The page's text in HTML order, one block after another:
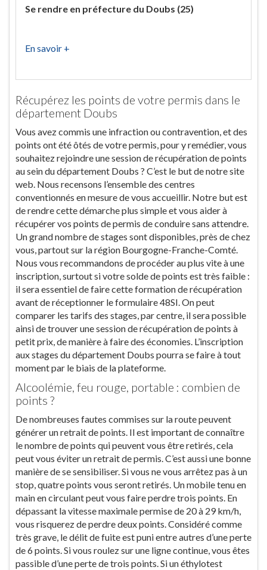
Se rendre en préfecture du Doubs (25)
En savoir +
Récupérez les points de votre permis dans le
département Doubs
Vous avez commis une infraction ou contravention, et des
points ont été ôtés de votre permis, pour y remédier, vous
souhaitez rejoindre une session de récupération de points
au sein du département Doubs ? C’est le but de notre site
web. Nous recensons l’ensemble des centres
conventionnés en mesure de vous accueillir. Notre but est
de rendre cette démarche plus simple et vous aider à
récupérer vos points de permis de conduire sans attendre.
Un grand nombre de stages sont disponibles, près de chez
vous, partout sur la région Bourgogne-Franche-Comté.
Nous vous recommandons de procéder au plus vite à une
inscription, surtout si votre solde de points est très faible :
il sera essentiel de faire cette formation de récupération
avant de réceptionner le formulaire 48SI. On peut
comparer les tarifs des stages, par centre, il sera possible
ainsi de trouver une session de récupération de points à
petit prix, de manière à faire des économies. L’inscription
aux stages du département Doubs pourra se faire à tout
moment par le biais de la plateforme.
Alcoolémie, feu rouge, portable : combien de
points ?
De nombreuses fautes commises sur la route peuvent
générer un retrait de points. Il est important de connaître
le nombre de points qui peuvent vous être retirés, cela
peut vous éviter un retrait de permis. C’est aussi une bonne
manière de se sensibiliser. Si vous ne vous arrêtez pas à un
stop, quatre points vous seront retirés. Un mobile tenu en
main en circulant peut vous faire perdre trois points. En
dépassant la vitesse maximale permise de 20 à 29 km/h,
vous risquerez de perdre deux points. Considéré comme
très grave, le délit de fuite est puni entre autres d’une perte
de 6 points. Si vous roulez sur une ligne continue, vous êtes
passible d’une perte de trois points. Si un éthylotest